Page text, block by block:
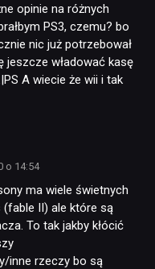
opinie na różnych
PS3, czemu? bo
nic już potrzebował
jeszcze władować kasę
A wiecie że wii i tak
o 14:54
ma wiele świetnych
(fable II) ale które są
To tak jakby kłócić
inne rzeczy bo są